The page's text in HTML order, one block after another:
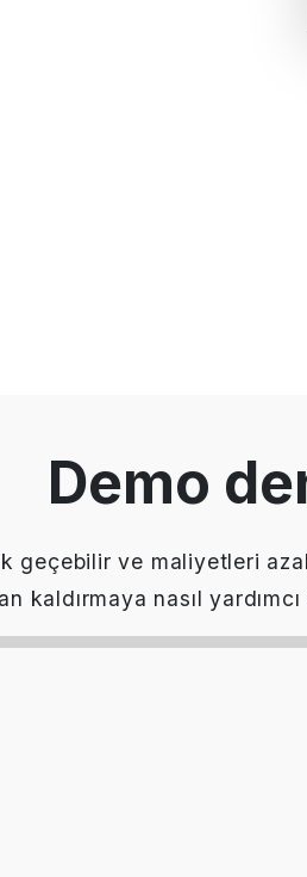
Demo
geçebilir ve maliyetleri
kaldırmaya nasıl